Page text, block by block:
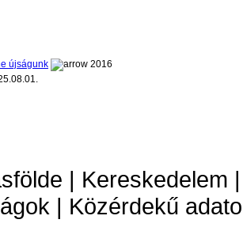
újságunk
2016
| Kereskedelem
| Közérdekű